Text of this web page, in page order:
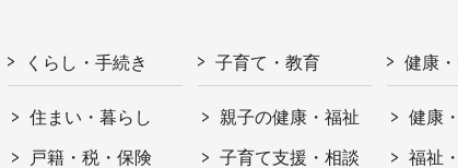
くらし・手続き
住まい・暮らし
戸籍・税・保険
子育て・教育
親子の健康・福祉
子育て支援・相談
健康
健康
福祉